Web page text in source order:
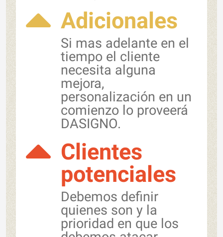
Adicionales
Si mas adelante en el
tiempo el cliente
necesita alguna
mejora,
personalización en un
comienzo lo proveerá
DASIGNO.
Clientes
potenciales
Debemos definir
quienes son y la
prioridad en que los